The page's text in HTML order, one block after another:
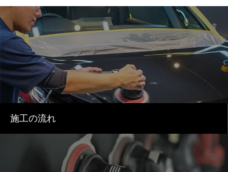
施工の流れ